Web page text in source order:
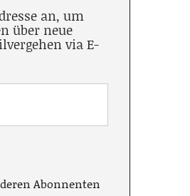
an, um
über neue
via E-
Abonnenten